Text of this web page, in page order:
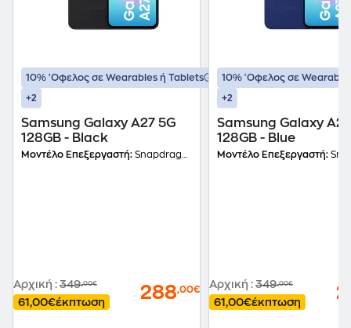
10% 'Οφελος σε Wearables ή Tablets
+2
Samsung Galaxy A27 5G
128GB - Black
Μοντέλο Επεξεργαστή: Snapdragon 6 Gen 3 (4nm)
Αρχική : 349,00€
61,00€έκπτωση 288,00€
10% 'Οφελος σε
+2
Samsung Galaxy
128GB - Blue
Μοντέλο Επεξεργαστή:
Αρχική : 349,00€
61,00€έκπτωση